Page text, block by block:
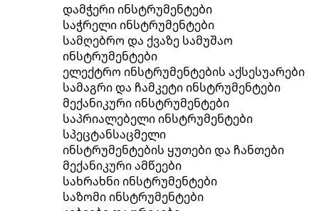
დამჭერი ინსტრუმენტები
საჭრელი ინსტრუმენტები
სამღებრო და ქვაზე სამუშაო
ინსტრუმენტები
ელექტრო ინსტრუმენტების აქსესუარები
სამაგრი და ჩამკეტი ინსტრუმენტები
მექანიკური ინსტრუმენტები
საპრიალებელი ინსტრუმენტები
სპეცტანსაცმელი
ინსტრუმენტების ყუთები და ჩანთები
მექანიკური ამწეები
სახრახნი ინსტრუმენტები
საზომი ინსტრუმენტები